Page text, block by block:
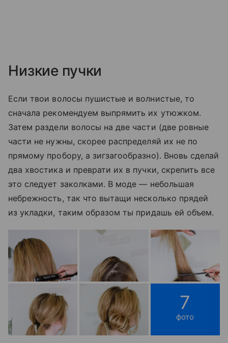
Низкие пучки
Если твои волосы пушистые и волнистые, то
сначала рекомендуем выпрямить их утюжком.
Затем раздели волосы на две части (две ровные
части не нужны, скорее распределяй их не по
прямому пробору, а зигзагообразно). Вновь сделай
два хвостика и преврати их в пучки, скрепить все
это следует заколками. В моде — небольшая
небрежность, так что вытащи несколько прядей
из укладки, таким образом ты придашь ей объем.
7
фото